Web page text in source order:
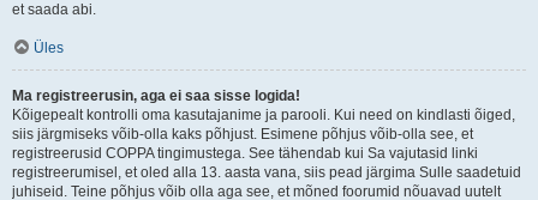
et saada abi.
Üles
Ma registreerusin, aga ei saa sisse logida!
Kõigepealt kontrolli oma kasutajanime ja parooli. Kui need on kindlasti õiged,
siis järgmiseks võib-olla kaks põhjust. Esimene põhjus võib-olla see, et
registreerusid COPPA tingimustega. See tähendab kui Sa vajutasid linki
registreerumisel, et oled alla 13. aasta vana, siis pead järgima Sulle saadetuid
juhiseid. Teine põhjus võib olla aga see, et mõned foorumid nõuavad uutelt